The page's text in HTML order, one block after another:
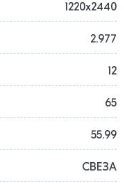
1220x2440
2.977
12
65
55.99
СВЕЗА